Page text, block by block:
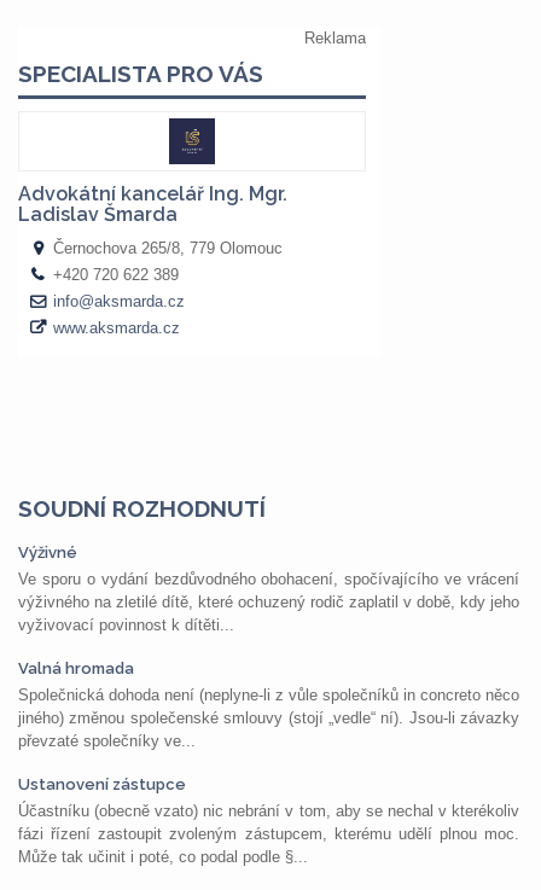
SOUDNÍ ROZHODNUTÍ
Výživné
Ve sporu o vydání bezdůvodného obohacení, spočívajícího ve vrácení
výživného na zletilé dítě, které ochuzený rodič zaplatil v době, kdy jeho
vyživovací povinnost k dítěti...
Valná hromada
Společnická dohoda není (neplyne-li z vůle společníků in concreto něco
jiného) změnou společenské smlouvy (stojí „vedle“ ní). Jsou-li závazky
převzaté společníky ve...
Ustanovení zástupce
Účastníku (obecně vzato) nic nebrání v tom, aby se nechal v kterékoliv
fázi řízení zastoupit zvoleným zástupcem, kterému udělí plnou moc.
Může tak učinit i poté, co podal podle §...